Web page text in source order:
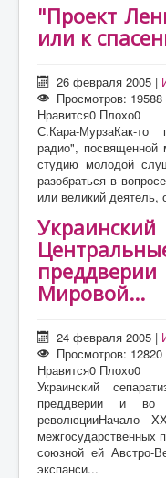
"Проект
или к
26 февраля 2005 |
Просмотров: 19588
Нравится0 Плохо0
С.Кара-МурзаКак-
радио", посвященной
студию молодой
разобраться в
или великий деятель,
Мировой...
24 февраля 2005 |
Просмотров: 12820
Нравится0 Плохо0
Украинский
преддверии и
революцииНачало
межгосударственных
союзной ей Австро-
экспанси...